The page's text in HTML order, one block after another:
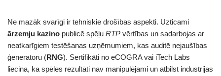
Ne mazāk svarīgi ir tehniskie drošības aspekti. Uzticami
ārzemju kazino publicē spēļu RTP vērtības un sadarbojas ar
neatkarīgiem testēšanas uzņēmumiem, kas auditē nejaušības
ģeneratoru (RNG). Sertifikāti no eCOGRA vai iTech Labs
liecina, ka spēles rezultāti nav manipulējami un atbilst industrijas